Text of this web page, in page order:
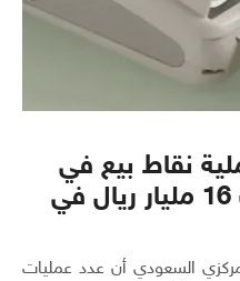
عملية نقاط بيع في
المملكة بقيمة تجاوزت 16 مليار ريال في
السعودي أن عدد عمليات